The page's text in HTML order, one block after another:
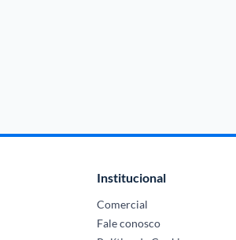
Institucional
Comercial
Fale conosco